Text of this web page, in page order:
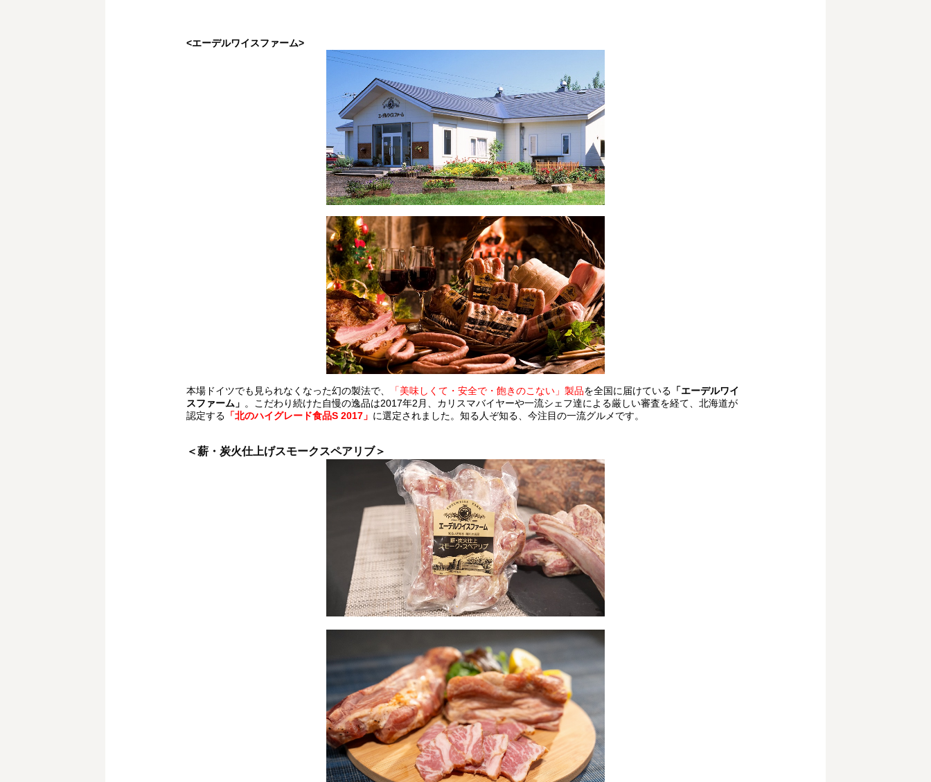
<エーデルワイスファーム>
本場ドイツでも見られなくなった幻の製法で、 「美味しくて・安全で・飽きのこない」製品を全国に届けている 「エーデルワイ
スファーム」 。こだわり続けた自慢の逸品は2017年2月、カリスマバイヤーや一流シェフ達による厳しい審査を経て、北海道が
認定する 「北のハイグレード食品S 2017」 に選定されました。知る人ぞ知る、今注目の一流グルメです。
＜薪・炭火仕上げスモークスペアリブ＞